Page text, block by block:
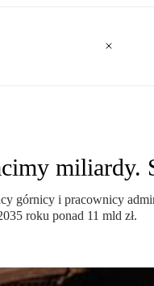
miliardy.
górnicy i pracownicy
roku ponad 11 mld zł.